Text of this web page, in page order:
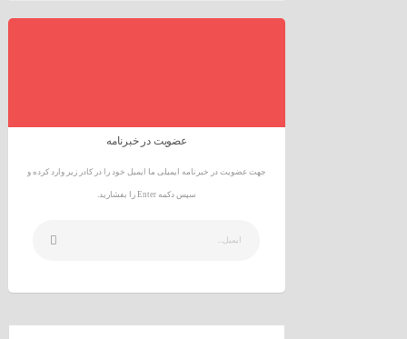
عضویت در خبرنامه
جهت عضویت در خبرنامه ایمیلی ما ایمیل خود را در کادر زیر وارد کرده و
سپس دکمه Enter را بفشارید.